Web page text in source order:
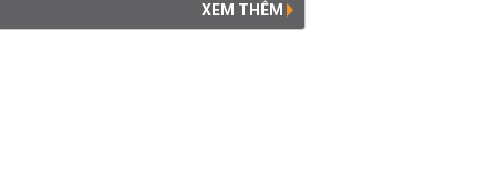
XEM THÊM